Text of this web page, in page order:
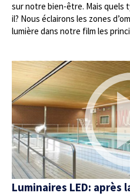
sur notre bien-être. Mais quels
il? Nous éclairons les zones
lumière dans notre film les
Luminaires LED: après